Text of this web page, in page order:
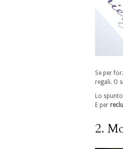
Se per
regali. O
Lo
E per
2.